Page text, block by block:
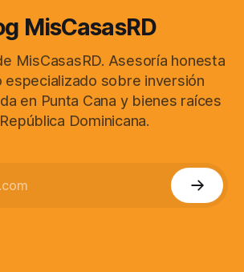
MisCasasRD
MisCasasRD. Asesoría honesta
especializado sobre inversión
en Punta Cana y bienes raíces
Dominicana.